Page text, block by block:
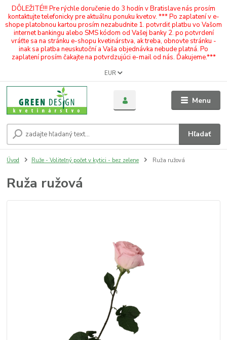
DÔLEŽITÉ!!! Pre rýchle doručenie do 3 hodín v Bratislave nás prosím
kontaktujte telefonicky pre aktuálnu ponuku kvetov. *** Po zaplatení v e-
shope platobnou kartou prosím nezabudnite 1. potvrdiť platbu vo Vašom
internet bankingu alebo SMS kódom od Vašej banky 2. po potvrdení
vráťte sa na stránku e-shopu kvetinárstva, ak treba, obnovte stránku -
inak sa platba neuskutoční a Vaša objednávka nebude platná. Po
zaplatení prosím čakajte na potvrdzujúci e-mail od nás. Ďakujeme.***
Menu
EUR
Hľadať
Úvod Ruže - Voliteľný počet v kytici - bez zelene Ruža ružová
Ruža ružová